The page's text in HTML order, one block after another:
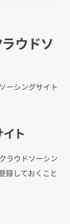
ウドソ
ーシングサイト
ト
ラウドソーシン
録しておくこと